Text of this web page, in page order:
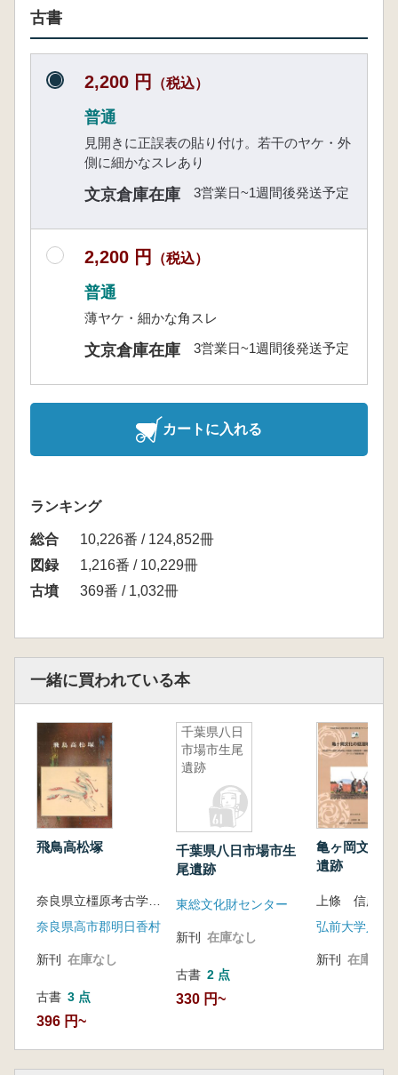
古書
2,200 円 （税込）
普通
見開きに正誤表の貼り付け。若干のヤケ・外
側に細かなスレあり
文京倉庫在庫 3営業日~1週間後発送予定
2,200 円 （税込）
普通
薄ヤケ・細かな角スレ
文京倉庫在庫 3営業日~1週間後発送予定
カートに入れる
ランキング
総合
10,226番 / 124,852冊
図録
1,216番 / 10,229冊
古墳
369番 / 1,032冊
一緒に買われている本
飛鳥高松塚
奈良県立橿原考古学研究所 編
奈良県高市郡明日香村
新刊 在庫なし
古書 3 点
396 円~
千葉県八日
市場市生尾
遺跡
千葉県八日市場市生
尾遺跡
東総文化財センター
新刊 在庫なし
古書 2 点
330 円~
亀ヶ岡文化
遺跡
上條 信彦 編
新刊 在庫なし